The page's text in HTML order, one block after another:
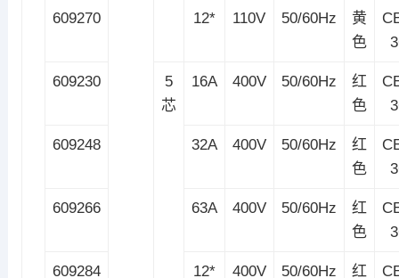
609270 12* 110V 50/60Hz
黄
色
609230
5
芯
16A 400V 50/60Hz
红
色
609248 32A 400V 50/60Hz
红
色
609266 63A 400V 50/60Hz
红
色
609284 12* 400V 50/60Hz
红